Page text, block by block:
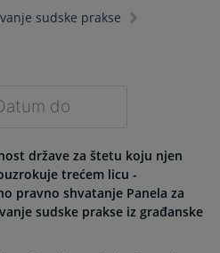
sudske prakse
države za štetu koju njen
trećem licu -
pravno shvatanje Panela za
sudske prakse iz građanske